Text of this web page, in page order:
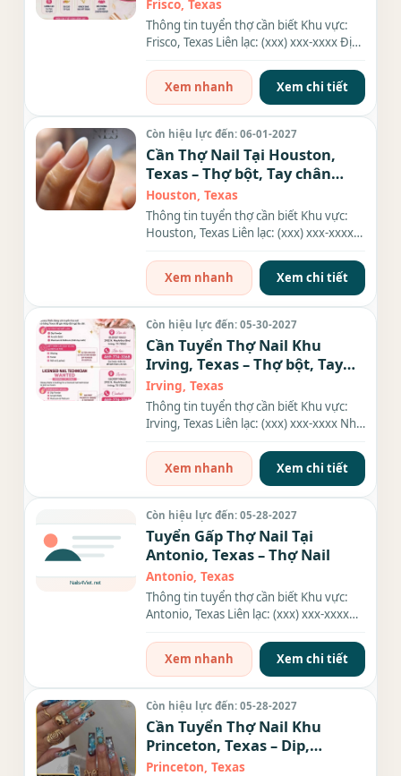
Frisco, Texas
Thông tin tuyển thợ cần biết Khu vực:
Frisco, Texas Liên lạc: (xxx) xxx-xxxx Địa
Xem nhanh
Xem chi tiết
Còn hiệu lực đến: 06-01-2027
Cần Thợ Nail Tại Houston,
Texas – Thợ bột, Tay chân
nước, Gel
Houston, Texas
Thông tin tuyển thợ cần biết Khu vực:
Houston, Texas Liên lạc: (xxx) xxx-xxxx
Xem nhanh
Xem chi tiết
Còn hiệu lực đến: 05-30-2027
Cần Tuyển Thợ Nail Khu
Irving, Texas – Thợ bột, Tay
chân nước, Dip
Irving, Texas
Thông tin tuyển thợ cần biết Khu vực:
Irving, Texas Liên lạc: (xxx) xxx-xxxx Nhu
Xem nhanh
Xem chi tiết
Còn hiệu lực đến: 05-28-2027
Tuyển Gấp Thợ Nail Tại
Antonio, Texas – Thợ Nail
Antonio, Texas
Thông tin tuyển thợ cần biết Khu vực:
Antonio, Texas Liên lạc: (xxx) xxx-xxxx
Xem nhanh
Xem chi tiết
Còn hiệu lực đến: 05-28-2027
Cần Tuyển Thợ Nail Khu
Princeton, Texas – Dip,
Everything
Princeton, Texas